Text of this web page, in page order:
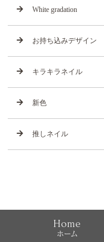
White gradation
お持ち込みデザイン
キラキラネイル
新色
推しネイル
Home
ホーム